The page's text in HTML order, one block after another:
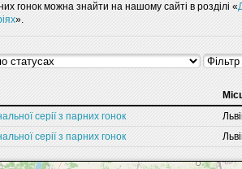
гонок можна знайти на нашому сайті в розділі «
».
серії з парних гонок
серії з парних гонок